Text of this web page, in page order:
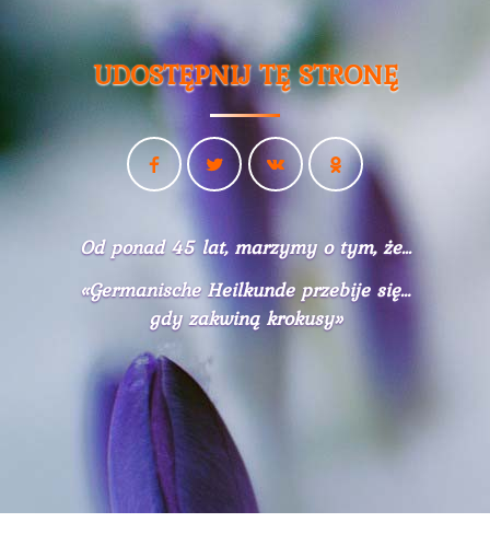
UDOSTĘPNIJ TĘ STRONĘ
Od ponad 45 lat, marzymy o tym, że...
«Germanische Heilkunde przebije się…
gdy zakwiną krokusy»